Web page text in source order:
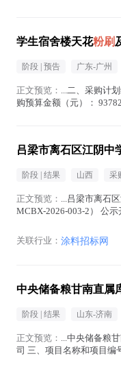
学生宿舍楼天花粉刷
阶段 | 预告 广东-广州
正文预览： ...二、采购计
购预算金额（元）：
吕梁市离石区江阴中
阶段 | 结果 山西 采
正文预览： ...吕梁市离石
MCBX-2026-003-2） 公
关联行业： 涂料招标网
中央储备粮甘南直属
阶段 | 结果 山东-济南
正文预览： ...中央储备粮
司 三、项目名称和项目编